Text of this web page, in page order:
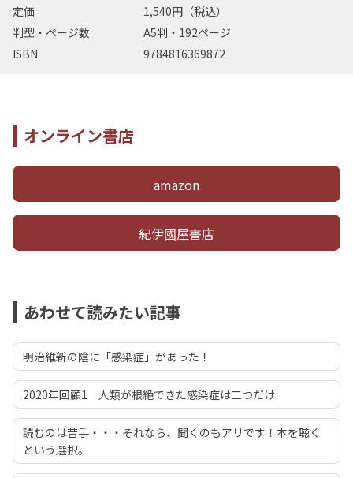
定価
1,540円（税込）
判型・ページ数
A5判・192ページ
ISBN
9784816369872
オンライン書店
amazon
紀伊國屋書店
あわせて読みたい記事
明治維新の陰に「感染症」があった！
2020年回顧1 人類が根絶できた感染症は二つだけ
読むのは苦手・・・それなら、聞くのもアリです！本を聴く
という選択。